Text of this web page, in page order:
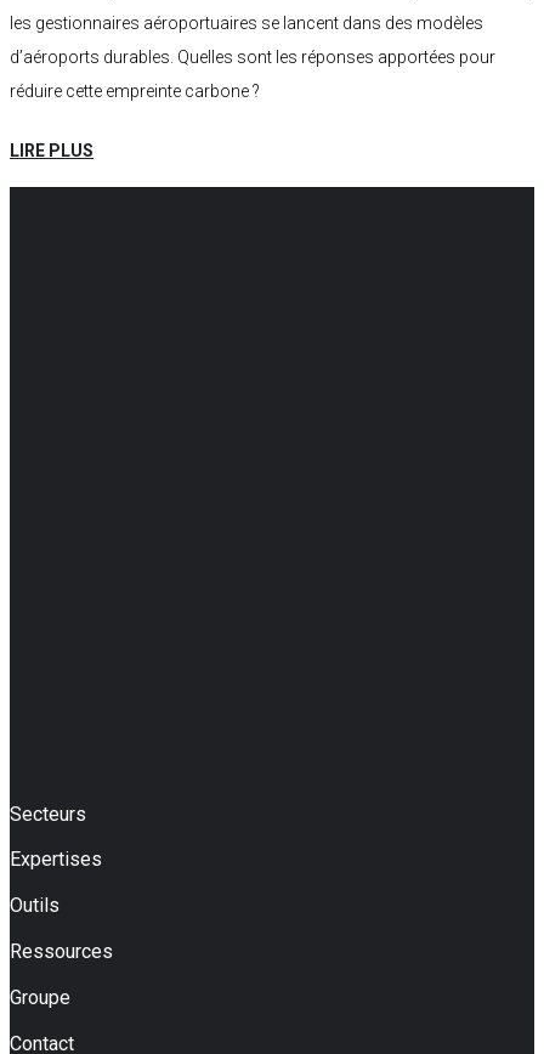
les gestionnaires aéroportuaires se lancent dans des modèles
d’aéroports durables. Quelles sont les réponses apportées pour
réduire cette empreinte carbone ?
LIRE PLUS
Secteurs
Expertises
Outils
Ressources
Groupe
Contact